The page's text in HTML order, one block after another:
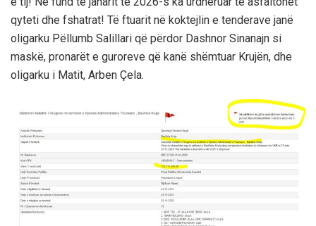
qyteti dhe fshatrat! Të ftuarit në koktejlin e tenderave janë
oligarku Pëllumb Salillari që përdor Dashnor Sinanajn si
maskë, pronarët e guroreve që kanë shëmtuar Krujën, dhe
oligarku i Matit, Arben Çela.